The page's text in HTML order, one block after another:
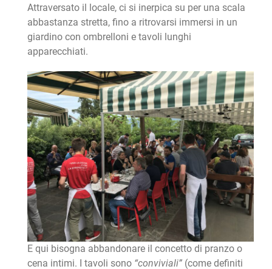
Attraversato il locale, ci si inerpica su per una scala
abbastanza stretta, fino a ritrovarsi immersi in un
giardino con ombrelloni e tavoli lunghi
apparecchiati.
E qui bisogna abbandonare il concetto di pranzo o
cena intimi. I tavoli sono“conviviali”(come definiti